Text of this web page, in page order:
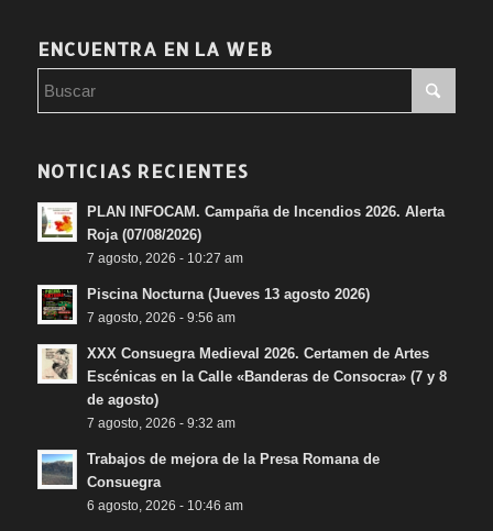
ENCUENTRA EN LA WEB
NOTICIAS RECIENTES
PLAN INFOCAM. Campaña de Incendios 2026. Alerta
Roja (07/08/2026)
7 agosto, 2026 - 10:27 am
Piscina Nocturna (Jueves 13 agosto 2026)
7 agosto, 2026 - 9:56 am
XXX Consuegra Medieval 2026. Certamen de Artes
Escénicas en la Calle «Banderas de Consocra» (7 y 8
de agosto)
7 agosto, 2026 - 9:32 am
Trabajos de mejora de la Presa Romana de
Consuegra
6 agosto, 2026 - 10:46 am